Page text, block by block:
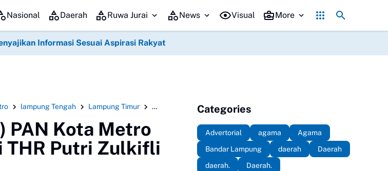
Tahun 2026 di Gedung Sesat Kota Pemerintah Kota MetroKepala Dinas, Perumahan, Kawasan
Nasional Daerah Ruwa Jurai News Visual More
Informasi Sesuai Aspirasi Rakyat
lampung Tengah Lampung Timur sosial umum
PAN Kota Metro
THR Putri Zulkifli
Categories
Advertorial agama
Agama
Bandar Lampung
daerah
Daerah
daerah.
Daerah.